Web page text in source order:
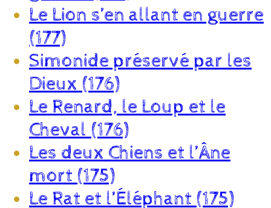
Le Lion s’en allant en guerre
(177)
Simonide préservé par les
Dieux (176)
Le Renard, le Loup et le
Cheval (176)
Les deux Chiens et l’Âne
mort (175)
Le Rat et l’Éléphant (175)